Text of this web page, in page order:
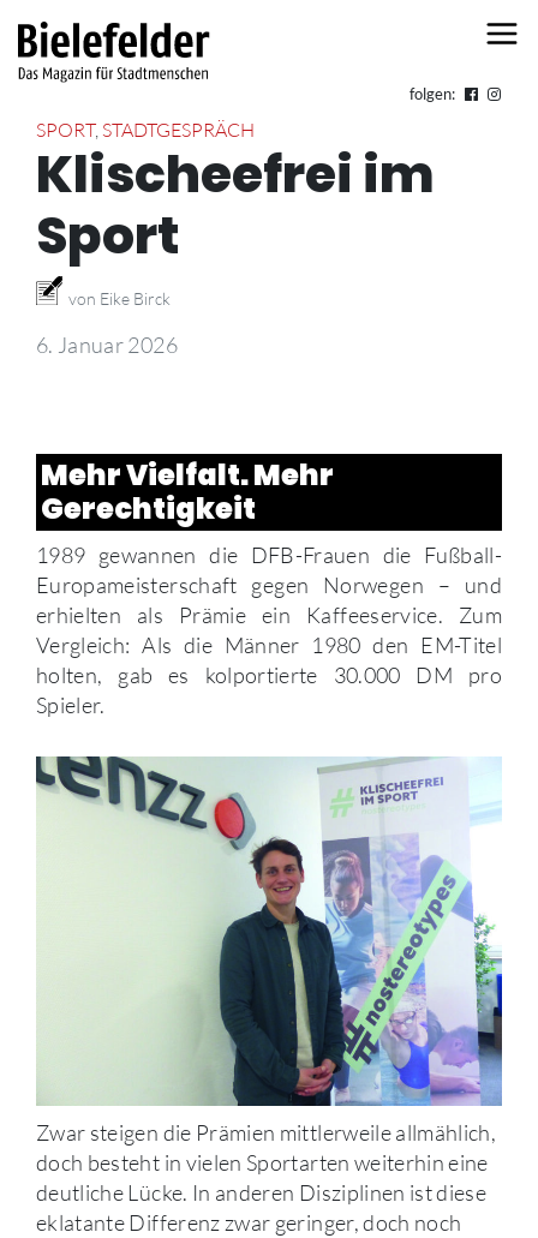
folgen:
SPORT, STADTGESPRÄCH
Klischeefrei im
Sport
von Eike Birck
6. Januar 2026
Mehr Vielfalt. Mehr
Gerechtigkeit
1989 gewannen die DFB-Frauen die Fußball-
Europameisterschaft gegen Norwegen – und
erhielten als Prämie ein Kaffeeservice. Zum
Vergleich: Als die Männer 1980 den EM-Titel
holten, gab es kolportierte 30.000 DM pro
Spieler.
Zwar steigen die Prämien mittlerweile allmählich,
doch besteht in vielen Sportarten weiterhin eine
deutliche Lücke. In anderen Disziplinen ist diese
eklatante Differenz zwar geringer, doch noch